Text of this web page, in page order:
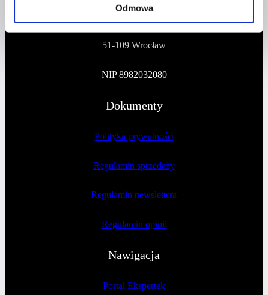
Odmowa
51-109 Wrocław
NIP 8982032080
Dokumenty
Polityka prywatności
Regulamin sprzedaży
Regulamin newslettera
Regulamin opinii
Nawigacja
Portal Ekspertek